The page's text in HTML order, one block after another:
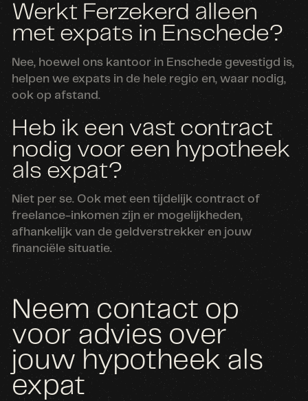
Werkt Ferzekerd alleen
met expats in Enschede?
Nee, hoewel ons kantoor in Enschede gevestigd is,
helpen we expats in de hele regio en, waar nodig,
ook op afstand.
Heb ik een vast contract
nodig voor een hypotheek
als expat?
Niet per se. Ook met een tijdelijk contract of
freelance-inkomen zijn er mogelijkheden,
afhankelijk van de geldverstrekker en jouw
financiële situatie.
Neem contact op
voor advies over
jouw hypotheek als
expat